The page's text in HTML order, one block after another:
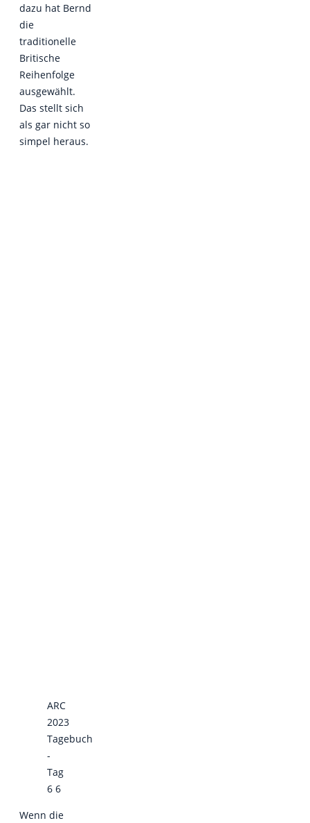
dazu hat Bernd
die
traditionelle
Britische
Reihenfolge
ausgewählt.
Das stellt sich
als gar nicht so
simpel heraus.
ARC
2023
Tagebuch
-
Tag
6 6
Wenn die